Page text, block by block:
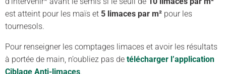
est atteint pour les maïs et 5 limaces par m² pour les
tournesols.
Pour renseigner les comptages limaces et avoir les résultats
à portée de main, n’oubliez pas de télécharger l’application
Ciblage Anti-limaces.